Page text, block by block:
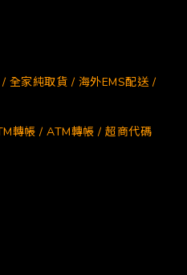
全家純取貨 / 海外EMS配送 /
轉帳 / ATM轉帳 / 超商代碼